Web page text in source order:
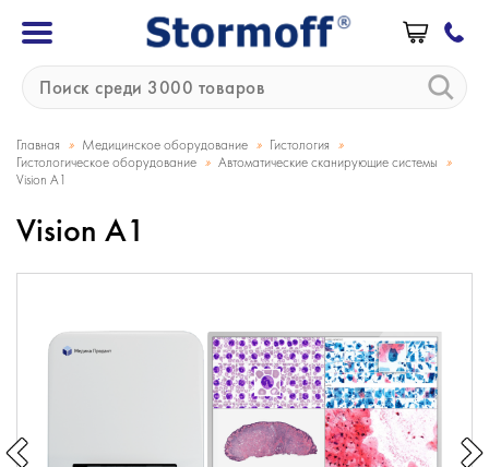
Главная » Медицинское оборудование » Гистология »
Гистологическое оборудование » Автоматические сканирующие системы »
Vision A1
Vision A1